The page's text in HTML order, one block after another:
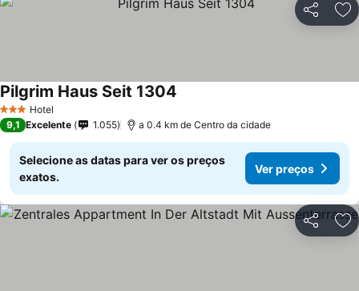
Partilhar
3 EstrelasHotel
Pilgrim Haus Seit 1304
9,1 Excelente 1.055 a 0.4 km de Centro da cidade
Selecione as datas para ver os preços
exatos.
Ver preços
Partilhar